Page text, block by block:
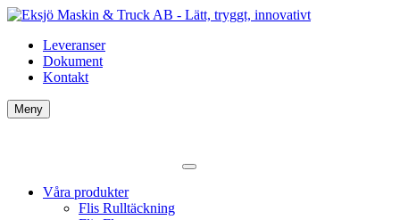
Leveranser
Dokument
Kontakt
Meny
Våra produkter
Flis Rulltäckning